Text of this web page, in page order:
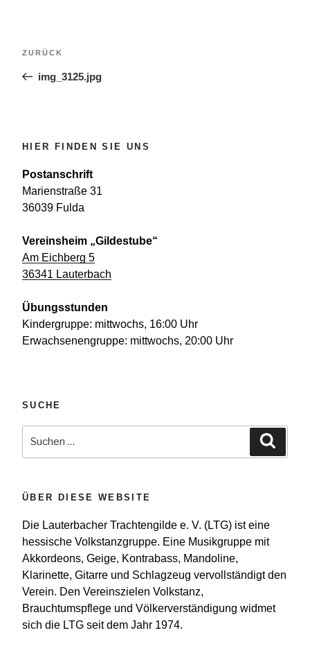
Vorheriger
ZURÜCK
img_3125.jpg
HIER FINDEN SIE UNS
Postanschrift
Marienstraße 31
36039 Fulda
Vereinsheim „Gildestube“
Am Eichberg 5
36341 Lauterbach
Übungsstunden
Kindergruppe: mittwochs, 16:00 Uhr
Erwachsenengruppe: mittwochs, 20:00 Uhr
SUCHE
ÜBER DIESE WEBSITE
Die Lauterbacher Trachtengilde e. V. (LTG) ist eine
hessische Volkstanzgruppe. Eine Musikgruppe mit
Akkordeons, Geige, Kontrabass, Mandoline,
Klarinette, Gitarre und Schlagzeug vervollständigt den
Verein. Den Vereinszielen Volkstanz,
Brauchtumspflege und Völkerverständigung widmet
sich die LTG seit dem Jahr 1974.